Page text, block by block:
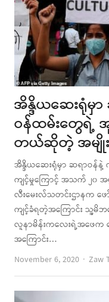
အိန္ဒိယဆေးရုံမှာ
ဝန်ထမ်းတွေရဲ့ အု
တယ်ဆိုတဲ့ အမျို
အိန္ဒိယဆေးရုံမှာ ဆရာဝန်နဲ့
ကျင့်မှုကြောင့် အသက် ၂၀
လီးမေးလ်သတင်းဌာနက ဖေ
ကျင့်ခံရတဲ့အကြောင်း သူ့မိဘ
လူနာမိန်းကလေးရဲ့အဖေက
အကြောင်း…
November 6, 2020
Zaw